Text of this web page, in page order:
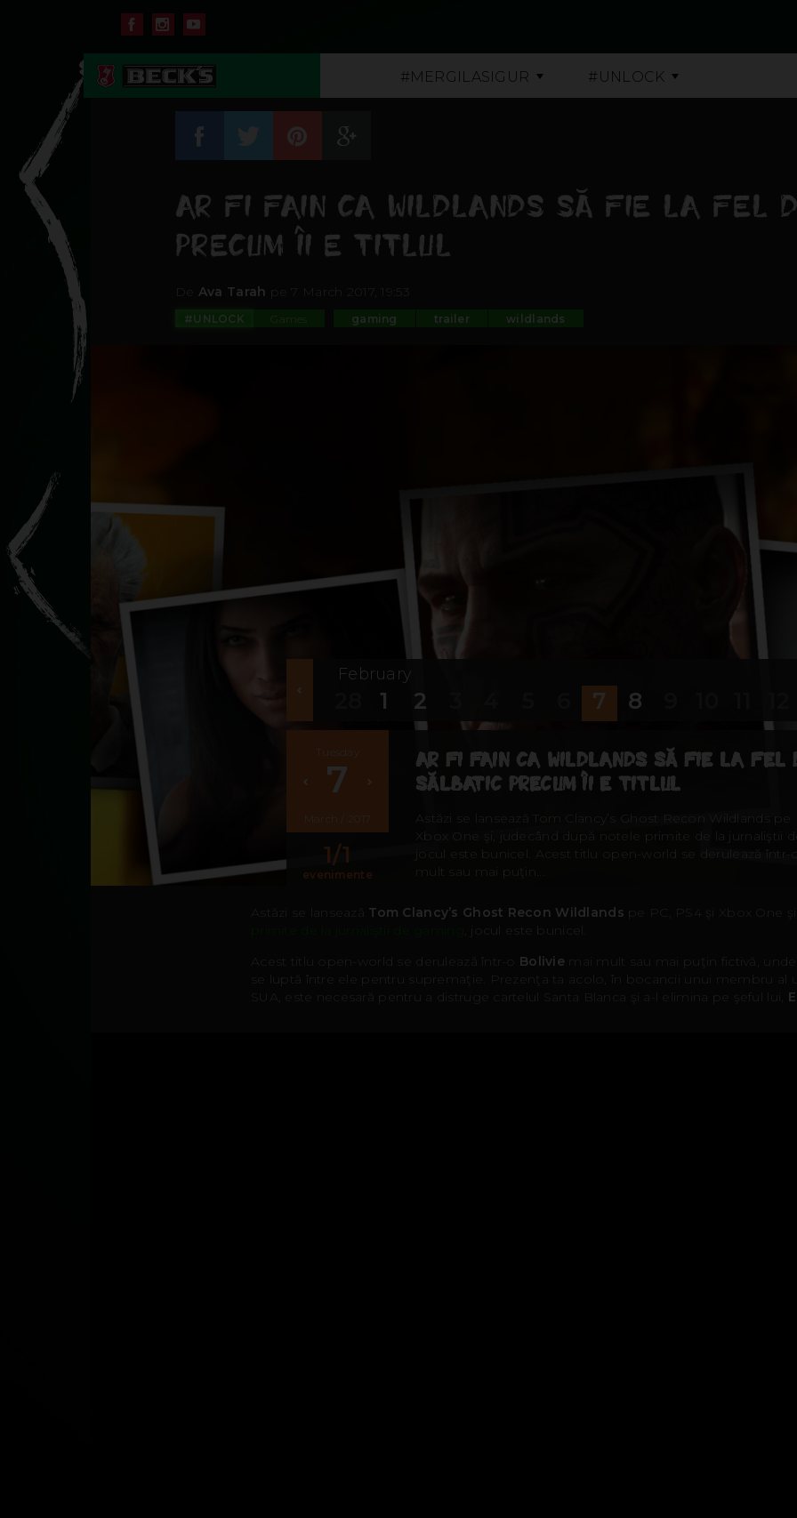
#MERGILASIGUR #UNLOCK
AR FI FAIN CA WILDLANDS SĂ FIE LA FEL
PRECUM ÎI E TITLUL
Ava Tarah pe 7 March 2017, 19:53
#UNLOCK Games gaming trailer wildlands
February
1 2 7 8
14 15 16 17
Tuesday
7
March 2017
1/1
evenimente
AR FI FAIN CA WILDLANDS SĂ FIE LA FEL
SĂLBATIC PRECUM ÎI E TITLUL
Astăzi se lansează Tom Clancy’s Ghost Recon Wildlands pe
Xbox One şi, judecând după notele primite de la jurnaliştii
jocul este bunicel. Acest titlu open-world se derulează
mult sau mai puţin...
Astăzi se lansează Tom Clancy’s Ghost Recon Wildlands pe PC, PS4 şi Xbox One
, jocul este bunicel.
Acest titlu open-world se derulează într-o Bolivie mai mult sau mai puţin fictivă,
se luptă între ele pentru supremaţie. Prezenţa ta acolo, în bocancii unui membru al
SUA, este necesară pentru a distruge cartelul Santa Blanca şi a-l elimina pe şeful lui,